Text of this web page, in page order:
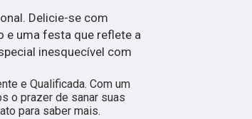
Delicie-se com
e uma festa que reflete a
inesquecível com
e Qualificada. Com um
o prazer de sanar suas
para saber mais.